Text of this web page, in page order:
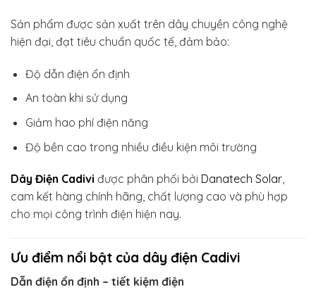
Sản phẩm được sản xuất trên dây chuyền công nghệ
hiện đại, đạt tiêu chuẩn quốc tế, đảm bảo:
Độ dẫn điện ổn định
An toàn khi sử dụng
Giảm hao phí điện năng
Độ bền cao trong nhiều điều kiện môi trường
Dây Điện Cadivi được phân phối bởi Danatech Solar,
cam kết hàng chính hãng, chất lượng cao và phù hợp
cho mọi công trình điện hiện nay.
Ưu điểm nổi bật của dây điện Cadivi
Dẫn điện ổn định – tiết kiệm điện